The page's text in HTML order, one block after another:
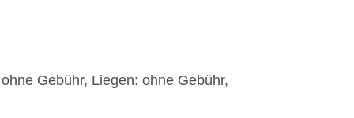
Kinderhochstuhl, angemessene
Gebühr, Liegen: ohne Gebühr,